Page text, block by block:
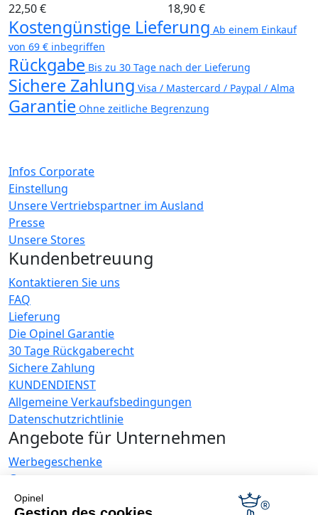
Opinel
22,50 € 18,90 €
Kostengünstige Lieferung Ab einem Einkauf
von 69 € inbegriffen
Rückgabe Bis zu 30 Tage nach der Lieferung
Sichere Zahlung Visa / Mastercard / Paypal / Alma
Garantie Ohne zeitliche Begrenzung
Infos Corporate
Einstellung
Unsere Vertriebspartner im Ausland
Presse
Unsere Stores
Kundenbetreuung
Kontaktieren Sie uns
FAQ
Lieferung
Die Opinel Garantie
30 Tage Rückgaberecht
Sichere Zahlung
KUNDENDIENST
Allgemeine Verkaufsbedingungen
Datenschutzrichtlinie
Angebote für Unternehmen
Werbegeschenke
Gastronome
Opinel News